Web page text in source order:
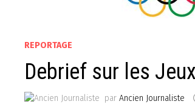
REPORTAGE
Debrief sur les
parAncien Journaliste